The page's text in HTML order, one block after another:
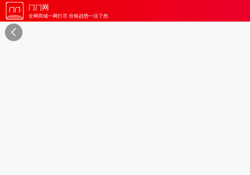
门门网
全网商城一网打尽 价格趋势一目了然